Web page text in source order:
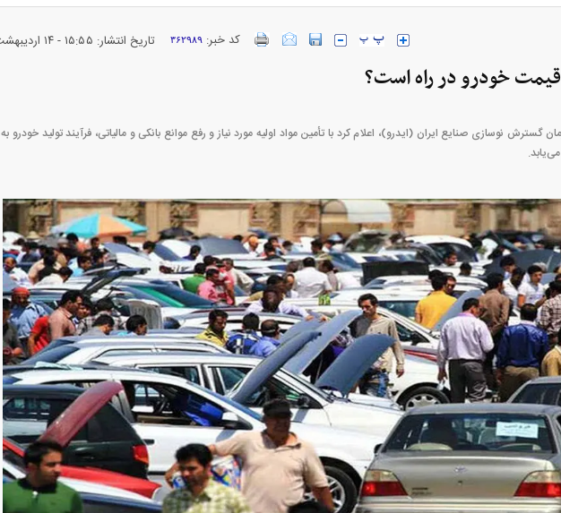
کد خبر:۳۶۲۹۸۹ تاریخ انتشار: ۱۵:۵۵ - ۱۴ ارديبهشت ۱۴۰۵
خودرو در راه است؟
نوسازی صنایع ایران (ایدرو)، اعلام کرد با تأمین مواد اولیه مورد نیاز و رفع موانع بانکی و مالیاتی، فرآیند تولید خودرو به
ارز‌ها + جدول قیمت خودرو‌های ایران خودرو + جدول
مسکن؛ فنر
شده
کارنامه مردود محسن پاک‌ نژاد؛ از افت شدید
درآمد ارزی تا بازی با عزل و نصب‌ها
پیش‌بینی بورس امروز دوشنبه ۱۲ مرداد ماه
۱۴۰۵